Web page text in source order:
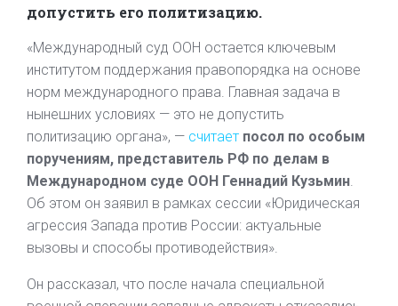
допустить его политизацию.
«Международный суд ООН остается ключевым
институтом поддержания правопорядка на основе
норм международного права. Главная задача в
нынешних условиях — это не допустить
политизацию органа», — считает посол по особым
поручениям, представитель РФ по делам в
Международном суде ООН Геннадий Кузьмин
Об этом он заявил в рамках сессии «Юридическая
агрессия Запада против России: актуальные
вызовы и способы противодействия».
Он рассказал, что после начала специальной